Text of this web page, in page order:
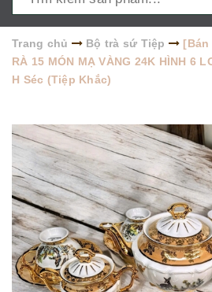
Trang chủ Bộ trà sứ Tiệp
[Bán
RÀ 15 MÓN MẠ VÀNG 24K HÌNH 6
H Séc (Tiệp Khắc)